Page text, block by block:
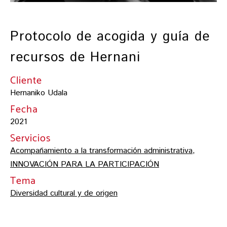
Protocolo de acogida y guía de
recursos de Hernani
Cliente
Hernaniko Udala
Fecha
2021
Servicios
Acompañamiento a la transformación administrativa,
INNOVACIÓN PARA LA PARTICIPACIÓN
Tema
Diversidad cultural y de origen